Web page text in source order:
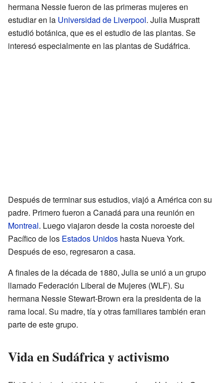
hermana Nessie fueron de las primeras mujeres en
estudiar en la Universidad de Liverpool. Julia Muspratt
estudió botánica, que es el estudio de las plantas. Se
interesó especialmente en las plantas de Sudáfrica.
Después de terminar sus estudios, viajó a América con su
padre. Primero fueron a Canadá para una reunión en
Montreal. Luego viajaron desde la costa noroeste del
Pacífico de los Estados Unidos hasta Nueva York.
Después de eso, regresaron a casa.
A finales de la década de 1880, Julia se unió a un grupo
llamado Federación Liberal de Mujeres (WLF). Su
hermana Nessie Stewart-Brown era la presidenta de la
rama local. Su madre, tía y otras familiares también eran
parte de este grupo.
Vida en Sudáfrica y activismo